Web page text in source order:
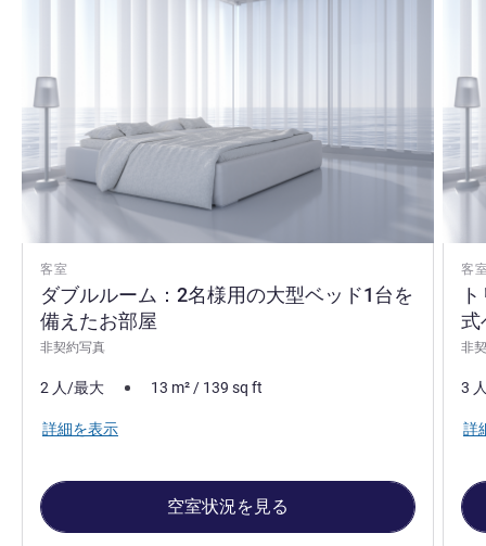
客室
ダブルルーム：2名様用の大型ベッド1台を
備えたお部屋
非契約写真
2 人/最大 13 m²/ 139 sq ft
詳細を表示
空室状況を見る
客
式
非
3
詳